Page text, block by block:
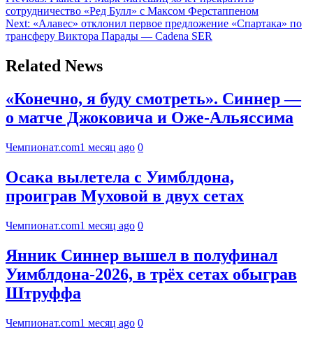
сотрудничество «Ред Булл» с Максом Ферстаппеном
Next: «Алавес» отклонил первое предложение «Спартака» по
трансферу Виктора Парады — Cadena SER
Related News
«Конечно, я буду смотреть». Синнер —
о матче Джоковича и Оже-Альяссима
Чемпионат.com1 месяц ago 0
Осака вылетела с Уимблдона,
проиграв Муховой в двух сетах
Чемпионат.com1 месяц ago 0
Янник Синнер вышел в полуфинал
Уимблдона-2026, в трёх сетах обыграв
Штруффа
Чемпионат.com1 месяц ago 0